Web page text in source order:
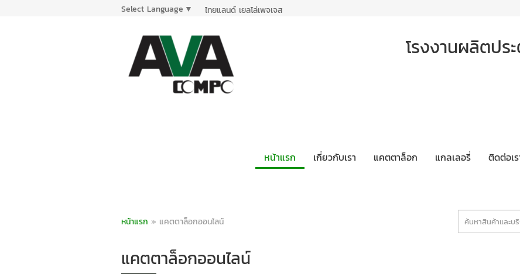
Select Language ▼ ไทยแลนด์ เยลโล่เพจเจส
โรงงานผลิตปร
หน้าแรก เกี่ยวกับเรา แคตตาล็อก แกลเลอรี่ ติดต่อเร
หน้าแรก » แคตตาล็อกออนไลน์
แคตตาล็อกออนไลน์